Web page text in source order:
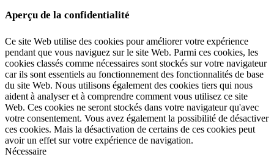
Aperçu de la confidentialité
Ce site Web utilise des cookies pour améliorer votre expérience
pendant que vous naviguez sur le site Web. Parmi ces cookies, les
cookies classés comme nécessaires sont stockés sur votre navigateur
car ils sont essentiels au fonctionnement des fonctionnalités de base
du site Web. Nous utilisons également des cookies tiers qui nous
aident à analyser et à comprendre comment vous utilisez ce site
Web. Ces cookies ne seront stockés dans votre navigateur qu'avec
votre consentement. Vous avez également la possibilité de désactiver
ces cookies. Mais la désactivation de certains de ces cookies peut
avoir un effet sur votre expérience de navigation.
Nécessaire